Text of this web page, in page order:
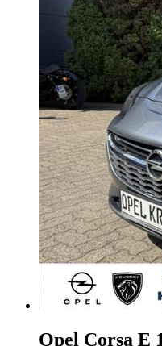
Opel Corsa E